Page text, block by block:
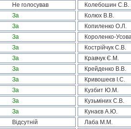
Не голосував Колебошин С.В.
За Колюх В.В.
За Копиленко О.Л.
За Короленко-
За Кострійчук С.В.
За Кравчук Є.М.
За Крейденко В.В.
За Кривошеєв І.С.
За Кузбит Ю.М.
За Кузьміних С.В.
За Кунаєв А.Ю.
Відсутній Лаба М.М.